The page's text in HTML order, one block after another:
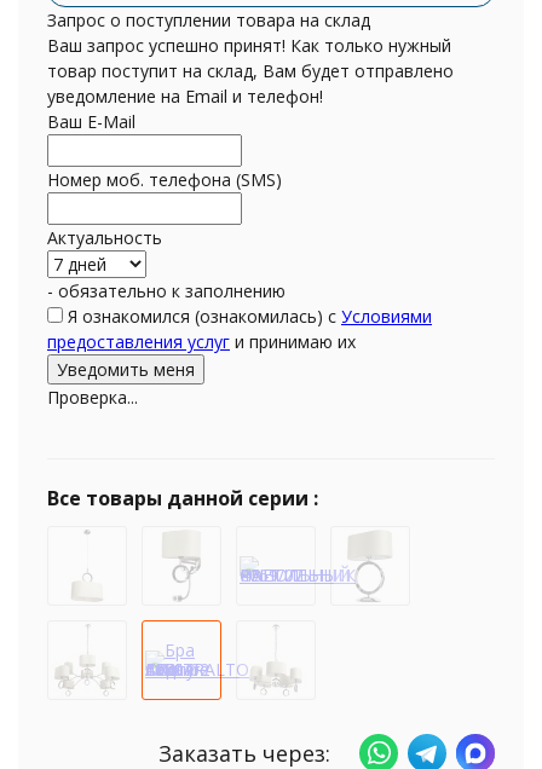
Запрос о поступлении товара на склад
Ваш запрос успешно принят! Как только нужный
товар поступит на склад, Вам будет отправлено
уведомление на Email и телефон!
Ваш E-Mail
Номер моб. телефона (SMS)
Актуальность
- обязательно к заполнению
Я ознакомился (ознакомилась) с Условиями
предоставления услуг и принимаю их
Проверка...
Все товары данной серии :
Заказать через: